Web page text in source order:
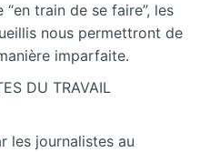
train de se faire”, les
nous permettront de
imparfaite.
DU TRAVAIL
les journalistes au